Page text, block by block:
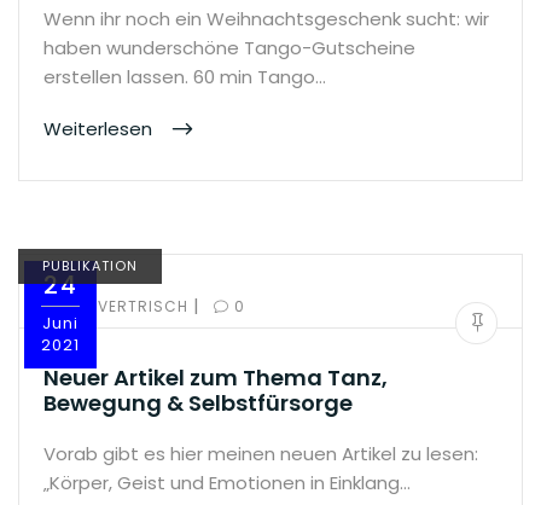
Wenn ihr noch ein Weihnachtsgeschenk sucht: wir
haben wunderschöne Tango-Gutscheine
erstellen lassen. 60 min Tango…
Weiterlesen
24
Juni
2021
PUBLIKATION
BY:OLIVERTRISCH | 0
Neuer Artikel zum Thema Tanz,
Bewegung & Selbstfürsorge
Vorab gibt es hier meinen neuen Artikel zu lesen:
„Körper, Geist und Emotionen in Einklang…